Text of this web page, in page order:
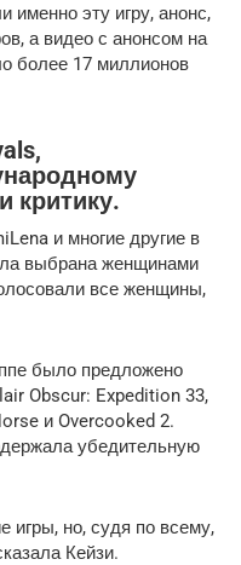
именно эту игру, анонс,
а видео с анонсом на
более 17 миллионов
критику.
и многие другие в
выбрана женщинами
все женщины,
было предложено
Obscur: Expedition 33,
и Overcooked 2.
убедительную
игры, но, судя по всему,
Кейзи.